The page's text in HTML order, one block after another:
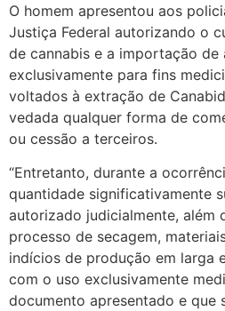
O homem apresentou aos
Justiça Federal autorizando o
de cannabis e a importação de
exclusivamente para fins
voltados à extração de
vedada qualquer forma de
ou cessão a terceiros.
“Entretanto, durante a
quantidade significativamente
autorizado judicialmente, além
processo de secagem,
indícios de produção em larga
com o uso exclusivamente
documento apresentado e que